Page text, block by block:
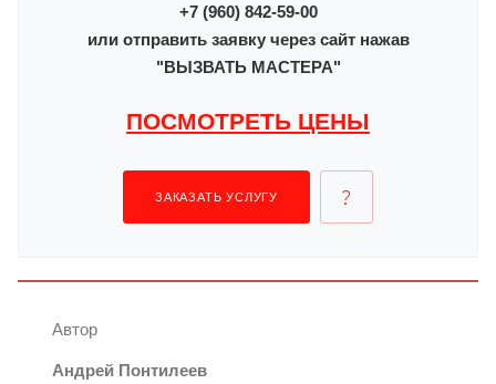
+7 (960) 842-59-00
или отправить заявку через сайт нажав
"ВЫЗВАТЬ МАСТЕРА"
ПОСМОТРЕТЬ ЦЕНЫ
ЗАКАЗАТЬ УСЛУГУ
Автор
Андрей Понтилеев